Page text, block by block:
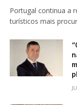
Portugal continua a
turísticos mais